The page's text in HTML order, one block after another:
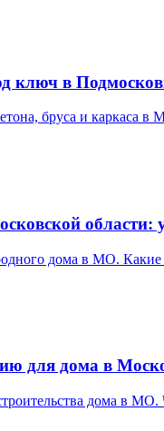
ключ в
бруса и каркаса в
дома в МО.
для дома в
дома в